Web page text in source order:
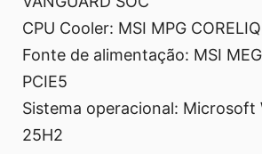
CPU Cooler: MSI MPG
Fonte de alimentação: MSI
PCIE5
Sistema operacional: Microsoft
25H2